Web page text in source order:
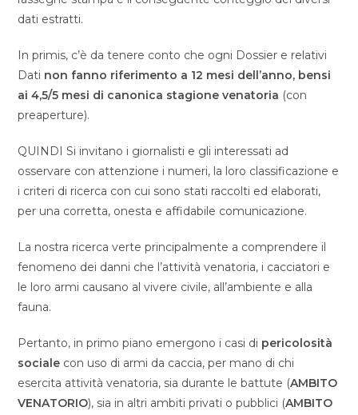
dati estratti.
In primis, c’è da tenere conto che ogni Dossier e relativi
Dati non fanno riferimento a 12 mesi dell’anno, bensi
ai 4,5/5 mesi di canonica stagione venatoria (con
preaperture).
QUINDI Si invitano i giornalisti e gli interessati ad
osservare con attenzione i numeri, la loro classificazione e
i criteri di ricerca con cui sono stati raccolti ed elaborati,
per una corretta, onesta e affidabile comunicazione.
La nostra ricerca verte principalmente a comprendere il
fenomeno dei danni che l’attività venatoria, i cacciatori e
le loro armi causano al vivere civile, all’ambiente e alla
fauna.
Pertanto, in primo piano emergono i casi di pericolosità
sociale con uso di armi da caccia, per mano di chi
esercita attività venatoria, sia durante le battute (AMBITO
VENATORIO), sia in altri ambiti privati o pubblici (AMBITO